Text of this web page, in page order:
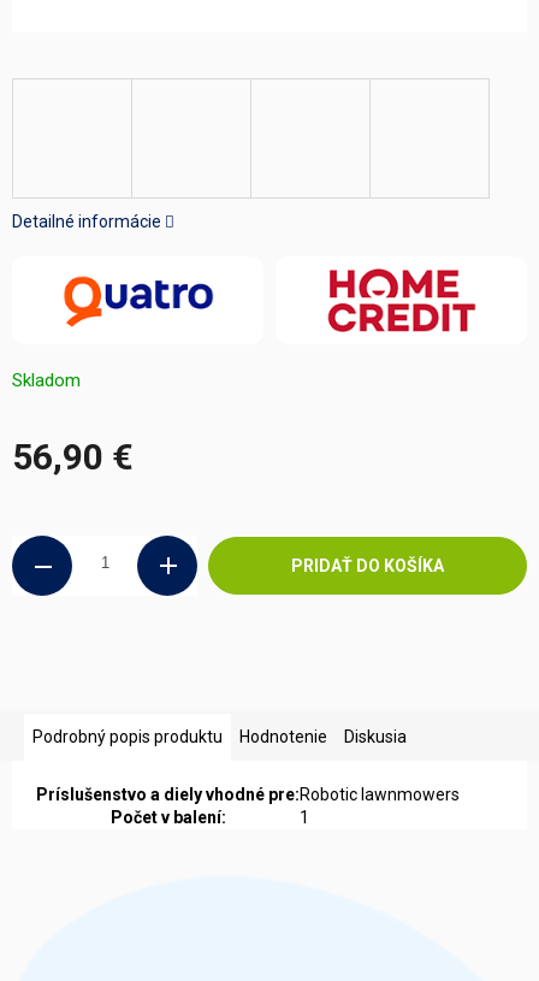
56,90 €
Skladom
PRIDAŤ DO KOŠÍKA
Detailné informácie
Podrobný popis produktu Hodnotenie Diskusia
Príslušenstvo a diely vhodné pre:Robotic lawnmowers
Počet v balení:
1